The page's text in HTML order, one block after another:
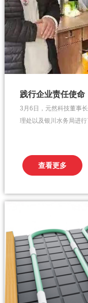
3月6日，元然科技董事
理处以及银川水务局进
金莲女士一行先后参观
的于祥闸以及银川公...
查看更多